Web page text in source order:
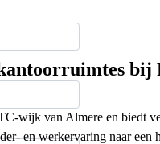
bij
wijk van Almere en biedt
en werkervaring naar